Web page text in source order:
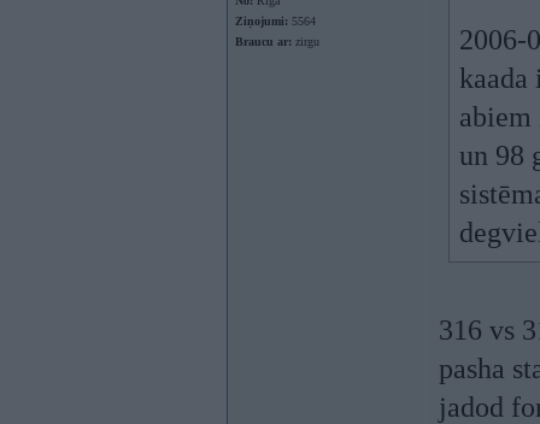
Ziņojumi: 5564
Braucu ar: zirgu
2006-
kaada
un 98
316 vs
pasha
jadod